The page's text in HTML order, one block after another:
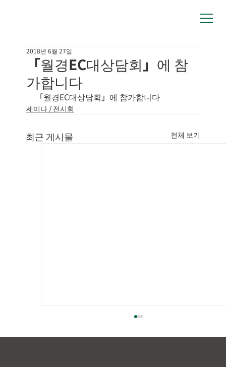
「월경EC대상담회」에 참
가합니다
2018년 6월 27일
「월경EC대상담회」에 참가합니다
세미나 / 전시회
최근 게시물 전체 보기